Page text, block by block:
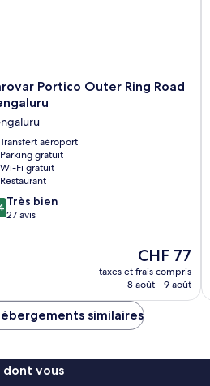
Portico Outer Ring Road
Transfert aéroport
Parking gratuit
Wi-Fi gratuit
Restaurant
Très bien
27 avis
Le
nouveau
prix
de
CHF 77
CHF 77
taxes et frais compris
8 août - 9 août
similaires
dont vous